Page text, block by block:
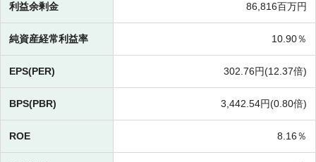
利益余剰金 86,816百万円
純資産経常利益率 10.90％
EPS(PER) 302.76円(12.37倍)
BPS(PBR) 3,442.54円(0.80倍)
ROE 8.16％